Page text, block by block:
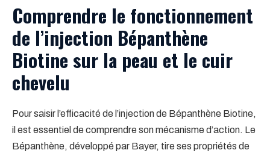
Comprendre le fonctionnement
de l’injection Bépanthène
Biotine sur la peau et le cuir
chevelu
Pour saisir l’efficacité de l’injection de Bépanthène Biotine,
il est essentiel de comprendre son mécanisme d’action. Le
Bépanthène, développé par Bayer, tire ses propriétés de